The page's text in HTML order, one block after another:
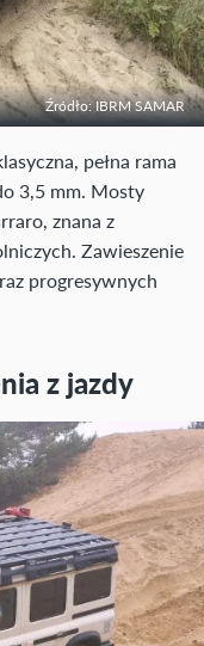
Źródło: IBRM SAMAR
pełna rama
3,5 mm. Mosty
znana z
Zawieszenie
progresywnych
z jazdy